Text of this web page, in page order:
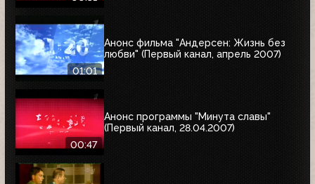
01:01
Анонс фильма "Андерсен: Жизнь без
любви" (Первый канал, апрель 2007)
00:47
Анонс программы "Минута славы"
(Первый канал, 28.04.2007)